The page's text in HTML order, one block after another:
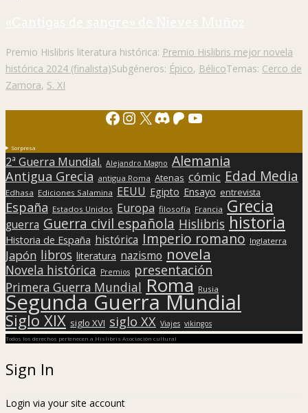
«Cantigas de sangre» de Nieves Muñoz
Premio Hislibris literatura histórica: Premio Hislibris mejor novela
histórica 2024 (finalista)Subgéneros: Épico, BélicoTemas: Cerco de
Zamora, S. XI
Facebook
Instagram
X Discord
Patreon
YouTube
Sorpresa
2ª Guerra Mundial. Alejandro Magno Alemania
Antigua Grecia antigua Roma Atenas cómic Edad Media
Edhasa Ediciones Salamina EEUU Egipto Ensayo entrevista
España Estados Unidos Europa filosofía Francia Grecia
guerra Guerra civil española Hislibris historia
Historia de España histórica Imperio romano Inglaterra
Japón libros literatura nazismo novela
Novela histórica Premios presentación
Primera Guerra Mundial Roma Rusia
Segunda Guerra Mundial
Siglo XIX siglo XVI siglo XX Viajes vikingos
Todos los derechos pertenecen a Hislibris Asociación cultural
Sign In
Login via your site account